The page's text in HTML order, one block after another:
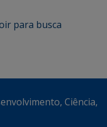
ir para busca
Ciência,